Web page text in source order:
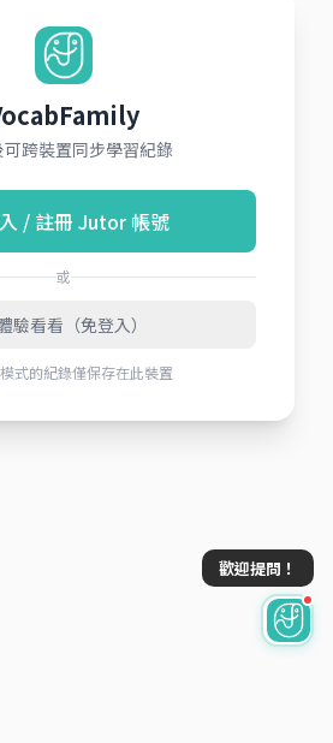
跨裝置同步學習紀錄
/ 註冊 Jutor 帳號
或
驗看看（免登入）
式的紀錄僅保存在此裝置
歡迎提問！